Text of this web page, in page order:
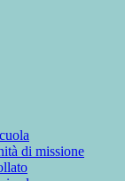
di missione